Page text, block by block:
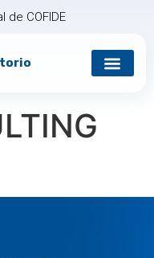
de COFIDE